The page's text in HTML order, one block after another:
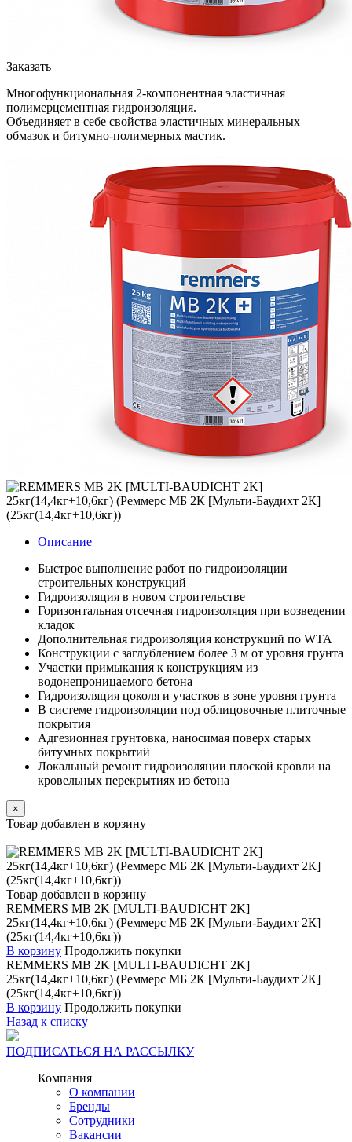
Заказать
Многофункциональная 2-компонентная эластичная
полимерцементная гидроизоляция.
Объединяет в себе свойства эластичных минеральных
обмазок и битумно-полимерных мастик.
Описание
Быстрое выполнение работ по гидроизоляции
строительных конструкций
Гидроизоляция в новом строительстве
Горизонтальная отсечная гидроизоляция при возведении
кладок
Дополнительная гидроизоляция конструкций по WTA
Конструкции с заглублением более 3 м от уровня грунта
Участки примыкания к конструкциям из
водонепроницаемого бетона
Гидроизоляция цоколя и участков в зоне уровня грунта
В системе гидроизоляции под облицовочные плиточные
покрытия
Адгезионная грунтовка, наносимая поверх старых
битумных покрытий
Локальный ремонт гидроизоляции плоской кровли на
кровельных перекрытиях из бетона
×
Товар добавлен в корзину
Товар добавлен в корзину
REMMERS MB 2K [MULTI-BAUDICHT 2K]
25кг(14,4кг+10,6кг) (Реммерс МБ 2К [Мульти-Баудихт 2К]
(25кг(14,4кг+10,6кг))
В корзину Продолжить покупки
REMMERS MB 2K [MULTI-BAUDICHT 2K]
25кг(14,4кг+10,6кг) (Реммерс МБ 2К [Мульти-Баудихт 2К]
(25кг(14,4кг+10,6кг))
В корзину Продолжить покупки
Назад к списку
ПОДПИСАТЬСЯ НА РАССЫЛКУ
Компания
О компании
Бренды
Сотрудники
Вакансии